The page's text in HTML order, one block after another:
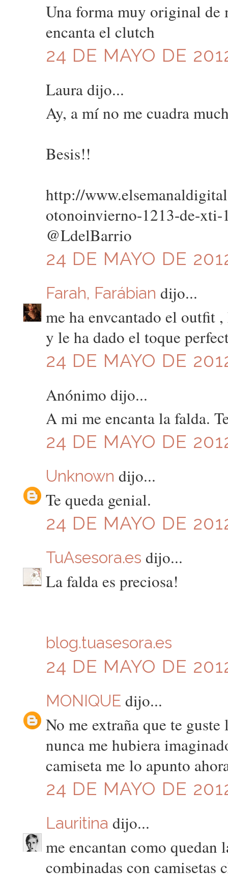
Una forma muy original de
encanta el clutch
24 DE MAYO DE
Laura dijo...
Ay, a mí no me cuadra
Besis!!
http://
otonoinvierno-1213-de-xti-
@LdelBarrio
24 DE MAYO DE
Farah, Farábian dijo...
me ha envcantado el outfit
y le ha dado el toque
24 DE MAYO DE
Anónimo dijo...
A mi me encanta la falda.
24 DE MAYO DE
Unknown dijo...
Te queda genial.
24 DE MAYO DE
TuAsesora.es dijo...
La falda es preciosa!
blog.tuasesora.es
24 DE MAYO DE
MONIQUE dijo...
No me extraña que te
nunca me hubiera
camiseta me lo apunto
24 DE MAYO DE
Lauritina dijo...
me encantan como quedan
combinadas con camisetas